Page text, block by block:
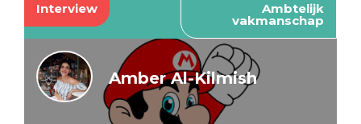
Interview Ambtelijk
vakmanschap
Amber Al-Kilmish